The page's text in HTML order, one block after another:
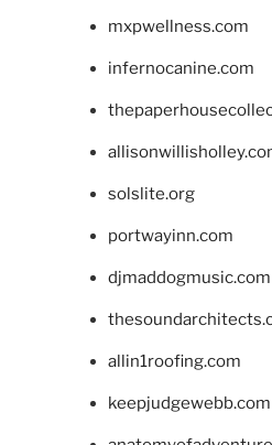
mxpwellness.com
infernocanine.com
solslite.org
portwayinn.com
djmaddogmusic.com
allin1roofing.com
keepjudgewebb.com